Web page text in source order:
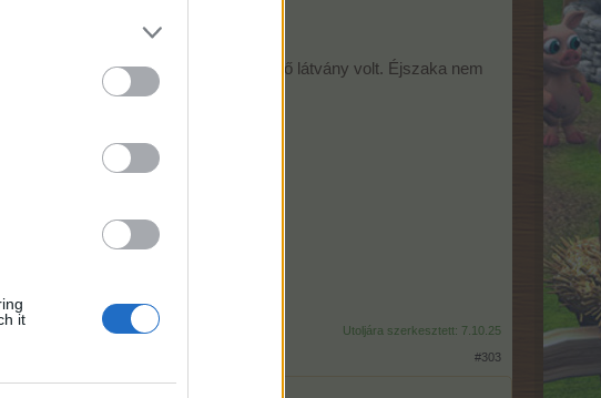
it
boltok voltak bezárva, ijesztő látvány volt. Éjszaka nem
a belvárosból, jól kezelik.
Utoljára szerkesztett: 7.10.25
#303